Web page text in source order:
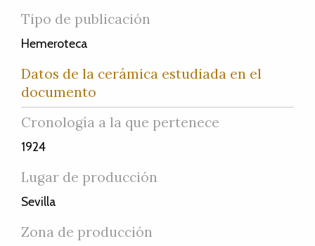
Tipo de publicación
Hemeroteca
Datos de la cerámica estudiada en el
documento
Cronología a la que pertenece
1924
Lugar de producción
Sevilla
Zona de producción